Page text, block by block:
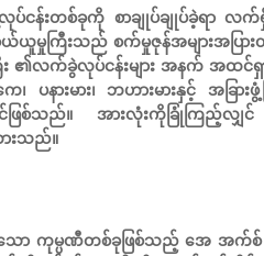
န်းတစ်ခုကို စာချုပ်ချုပ်ခဲ့ရာ လက်
မှုကြီးသည် စက်မှုဇုန်အများအပြား
၏လက်ခွဲလုပ်ငန်းများ အနက် အထင်ရှာ
ပနားမား၊ ဘဟားမားနှင့် အခြ
င်ဖြစ်သည်။ အားလုံးကိုခြုံကြည့်လ
းသည်။
းသော ကုမ္ပဏီတစ်ခုဖြစ်သည့် အေ အက်